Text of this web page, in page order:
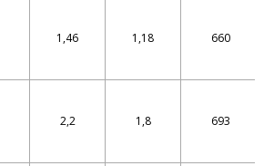
1,46 1,18 660
2,2 1,8 693